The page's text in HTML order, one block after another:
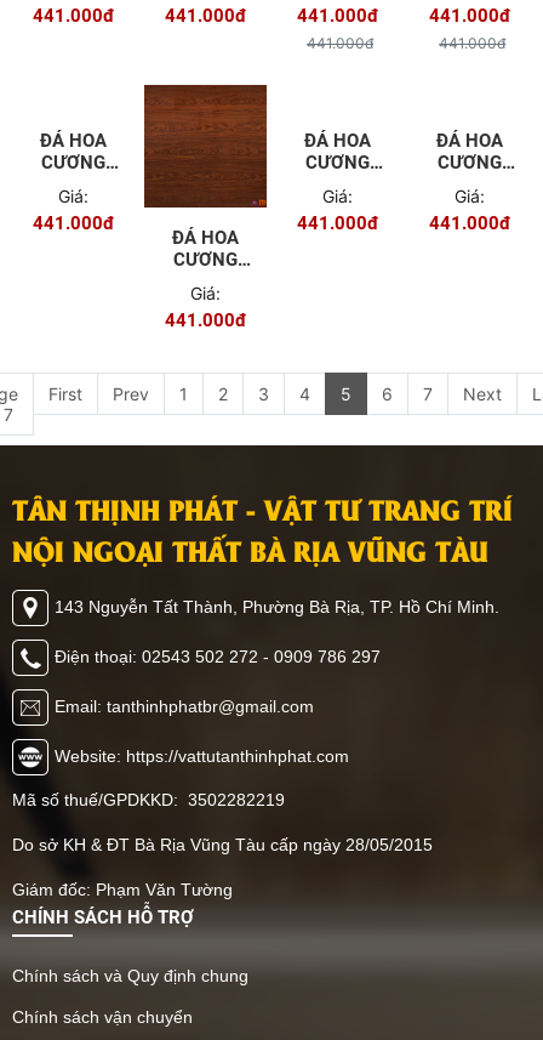
441.000đ 441.000đ 441.000đ
441.000đ
441.000đ
441.000đ
ĐÁ HOA
CƯƠNG
PVC - 9644
Giá:
441.000đ
ĐÁ HOA
CƯƠNG
PVC - 9645
Giá:
441.000đ
ĐÁ HOA
CƯƠNG
PVC - 9648
Giá:
441.000đ
ĐÁ HOA
CƯƠNG
PVC - 9649
Giá:
441.000đ
First Prev 1 2 3 4 5 6 7 Next
TÂN THỊNH PHÁT - VẬT TƯ TRANG TRÍ
NỘI NGOẠI THẤT BÀ RỊA VŨNG TÀU
143 Nguyễn Tất Thành, Phường Bà Rịa, TP. Hồ Chí Minh.
Điện thoại: 02543 502 272 - 0909 786 297
Email: tanthinhphatbr@gmail.com
Website: https://vattutanthinhphat.com
Mã số thuế/GPDKKD: 3502282219
Do sở KH & ĐT Bà Rịa Vũng Tàu cấp ngày 28/05/2015
Giám đốc: Phạm Văn Tường
CHÍNH SÁCH HỖ TRỢ
Chính sách và Quy định chung
Chính sách vận chuyển